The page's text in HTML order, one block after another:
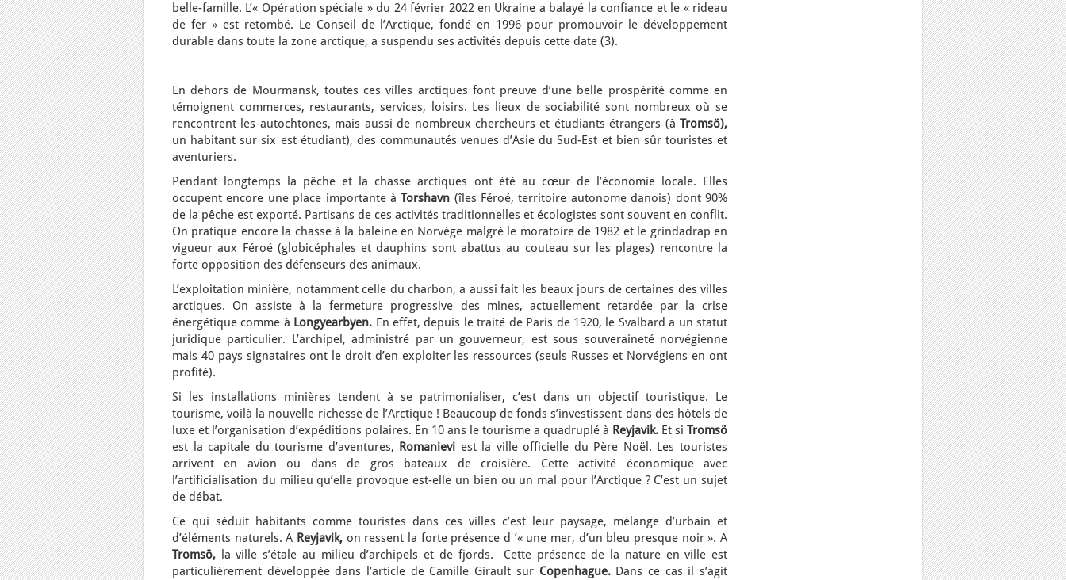
belle-famille. L’« Opération spéciale » du 24 février 2022 en Ukraine a balayé la confiance et le « rideau
de fer » est retombé. Le Conseil de l’Arctique, fondé en 1996 pour promouvoir le développement
durable dans toute la zone arctique, a suspendu ses activités depuis cette date (3).
En dehors de Mourmansk, toutes ces villes arctiques font preuve d’une belle prospérité comme en
témoignent commerces, restaurants, services, loisirs. Les lieux de sociabilité sont nombreux où se
rencontrent les autochtones, mais aussi de nombreux chercheurs et étudiants étrangers (à Tromsö),
un habitant sur six est étudiant), des communautés venues d’Asie du Sud-Est et bien sûr touristes et
aventuriers.
Pendant longtemps la pêche et la chasse arctiques ont été au cœur de l’économie locale. Elles
occupent encore une place importante àTorshavn (îles Féroé, territoire autonome danois) dont 90%
de la pêche est exporté. Partisans de ces activités traditionnelles et écologistes sont souvent en conflit.
On pratique encore la chasse à la baleine en Norvège malgré le moratoire de 1982 et le grindadrap en
vigueur aux Féroé (globicéphales et dauphins sont abattus au couteau sur les plages) rencontre la
forte opposition des défenseurs des animaux.
L’exploitation minière, notamment celle du charbon, a aussi fait les beaux jours de certaines des villes
arctiques. On assiste à la fermeture progressive des mines, actuellement retardée par la crise
énergétique comme à Longyearbyen. En effet, depuis le traité de Paris de 1920, le Svalbard a un statut
juridique particulier. L’archipel, administré par un gouverneur, est sous souveraineté norvégienne
mais 40 pays signataires ont le droit d’en exploiter les ressources (seuls Russes et Norvégiens en ont
profité).
Si les installations minières tendent à se patrimonialiser, c’est dans un objectif touristique. Le
tourisme, voilà la nouvelle richesse de l’Arctique ! Beaucoup de fonds s’investissent dans des hôtels de
luxe et l’organisation d’expéditions polaires. En 10 ans le tourisme a quadruplé à Reyjavik. Et si Tromsö
est la capitale du tourisme d’aventures, Romanievi est la ville officielle du Père Noël. Les touristes
arrivent en avion ou dans de gros bateaux de croisière. Cette activité économique avec
l’artificialisation du milieu qu’elle provoque est-elle un bien ou un mal pour l’Arctique ? C’est un sujet
de débat.
Ce qui séduit habitants comme touristes dans ces villes c’est leur paysage, mélange d’urbain et
d’éléments naturels. A Reyjavik, on ressent la forte présence d ’« une mer, d’un bleu presque noir ». A
Tromsö, la ville s’étale au milieu d’archipels et de fjords. Cette présence de la nature en ville est
particulièrement développée dans l’article de Camille Girault sur Copenhague.Dans ce cas il s’agit